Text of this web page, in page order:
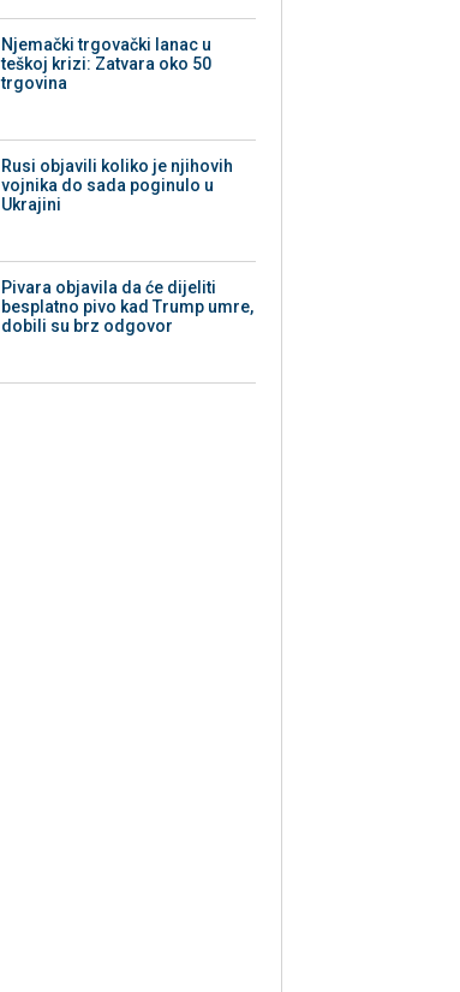
Njemački trgovački lanac u
teškoj krizi: Zatvara oko 50
trgovina
Rusi objavili koliko je njihovih
vojnika do sada poginulo u
Ukrajini
Pivara objavila da će dijeliti
besplatno pivo kad Trump umre,
dobili su brz odgovor